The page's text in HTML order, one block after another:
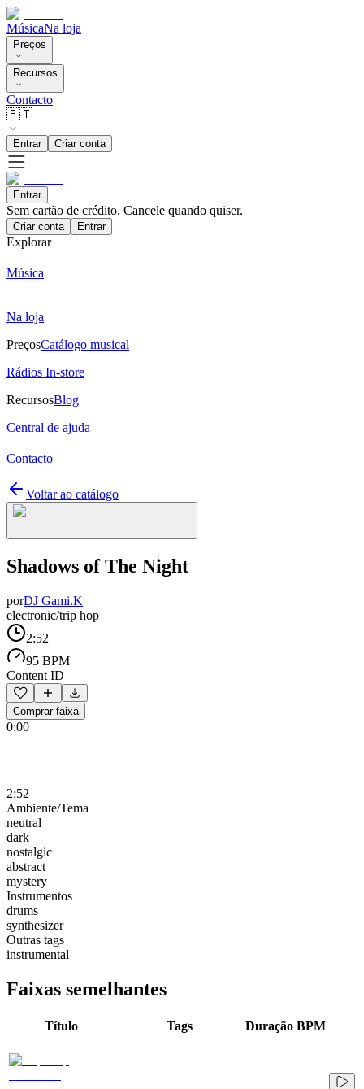
MúsicaNa loja
Preços
Recursos
Contacto
🇵🇹
Entrar Criar conta
Entrar
Sem cartão de crédito. Cancele quando quiser.
Criar conta Entrar
Explorar
Música
Na loja
PreçosCatálogo musical
Rádios In-store
RecursosBlog
Central de ajuda
Contacto
Voltar ao catálogo
Shadows of The Night
porDJ Gami.K
electronic/trip hop
2:52
95 BPM
Content ID
Comprar faixa
0:00
2:52
Ambiente/Tema
neutral
dark
nostalgic
abstract
mystery
Instrumentos
drums
synthesizer
Outras tags
instrumental
Faixas semelhantes
Título Tags Duração BPM